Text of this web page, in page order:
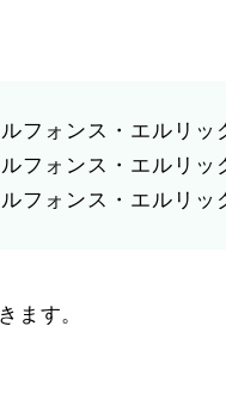
フォンス・エルリ
フォンス・エルリ
フォンス・エルリ
ます。